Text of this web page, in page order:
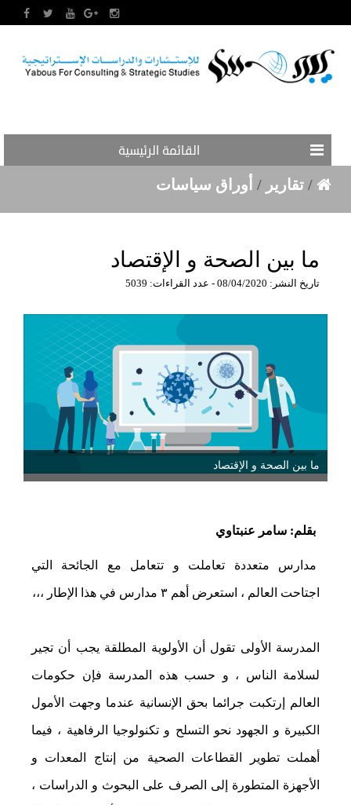
القائمة الرئيسية
/ تقارير / أوراق سياسات
ما بين الصحة و الإقتصاد
تاريخ النشر: 08/04/2020 - عدد القراءات: 5039
ما بين الصحة و الإقتصاد
بقلم: سامر عنبتاوي
مدارس متعددة تعاملت و تتعامل مع الجائحة التي
اجتاحت العالم ، استعرض أهم ٣ مدارس في هذا الإطار ،،،
المدرسة الأولى تقول أن الأولوية المطلقة يجب أن تجير
لسلامة الناس ، و حسب هذه المدرسة فإن حكومات
العالم إرتكبت جرائما بحق الإنسانية عندما وجهت الأمول
الكبيرة و الجهود نحو التسلح و تكنولوجيا الرفاهية ، فيما
أهملت تطوير القطاعات الصحية من إنتاج المعدات و
الأجهزة المتطورة إلى الصرف على البحوث و الدراسات ،